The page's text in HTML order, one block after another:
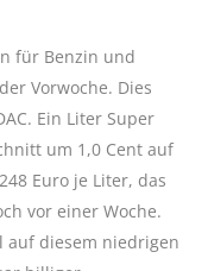
für Benzin und
Vorwoche. Dies
Ein Liter Super
um 1,0 Cent auf
Euro je Liter, das
vor einer Woche.
auf diesem niedrigen